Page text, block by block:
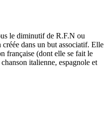
le diminutif de R.F.N ou
dans un but associatif. Elle
française (dont elle se fait le
italienne, espagnole et